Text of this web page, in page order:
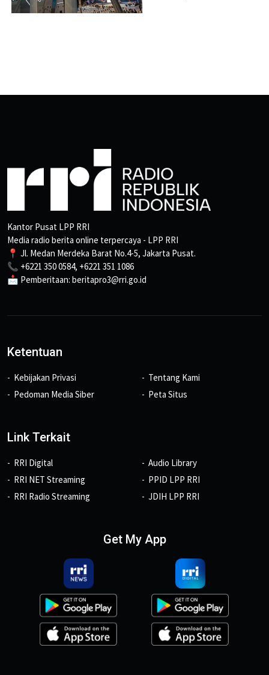
Kantor Pusat LPP RRI
Media radio berita online terpercaya - LPP RRI
📍 Jl. Medan Merdeka Barat No.4-5, Jakarta Pusat.
📞 +6221 350 0584, +6221 351 1086
📩 Pemberitaan: beritapro3@rri.go.id
Ketentuan
Kebijakan Privasi
Pedoman Media Siber
Tentang Kami
Peta Situs
Link Terkait
RRI Digital
RRI NET Streaming
RRI Radio Streaming
Audio Library
PPID LPP RRI
JDIH LPP RRI
Get My App